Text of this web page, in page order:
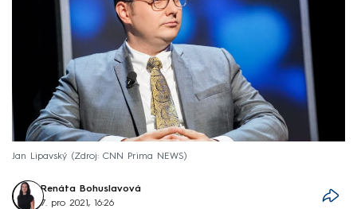
Jan Lipavský Zdroj: CNN Prima NEWS
Renáta Bohuslavová
7. pro 2021, 16:26